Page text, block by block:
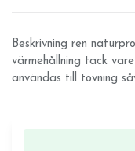
Beskrivning ren
värmehållning tack
användas till tovning